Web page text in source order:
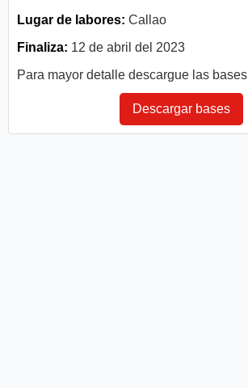
Lugar de labores: Callao
Finaliza: 12 de abril del 2023
Para mayor detalle descargue las bases
Descargar bases